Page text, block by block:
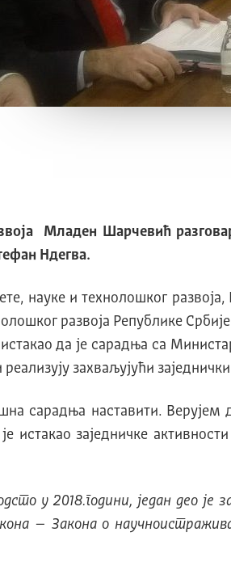
Младен Шарчевић
Ндегва.
науке и технолошког
развоја Републике
да је сарадња са
захваљујући
сарадња наставити.
истакао заједничке
у 2018.години, један део
– Закона о